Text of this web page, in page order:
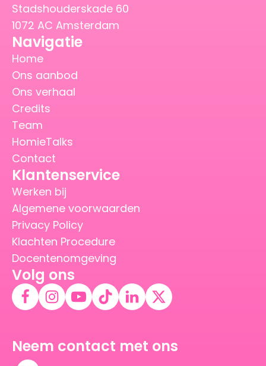
Stadshouderskade 60
1072 AC Amsterdam
Navigatie
Home
Ons aanbod
Ons verhaal
Credits
Team
HomieTalks
Contact
Klantenservice
Werken bij
Algemene voorwaarden
Privacy Policy
Klachten Procedure
Docentenomgeving
Volg ons
Neem contact met ons